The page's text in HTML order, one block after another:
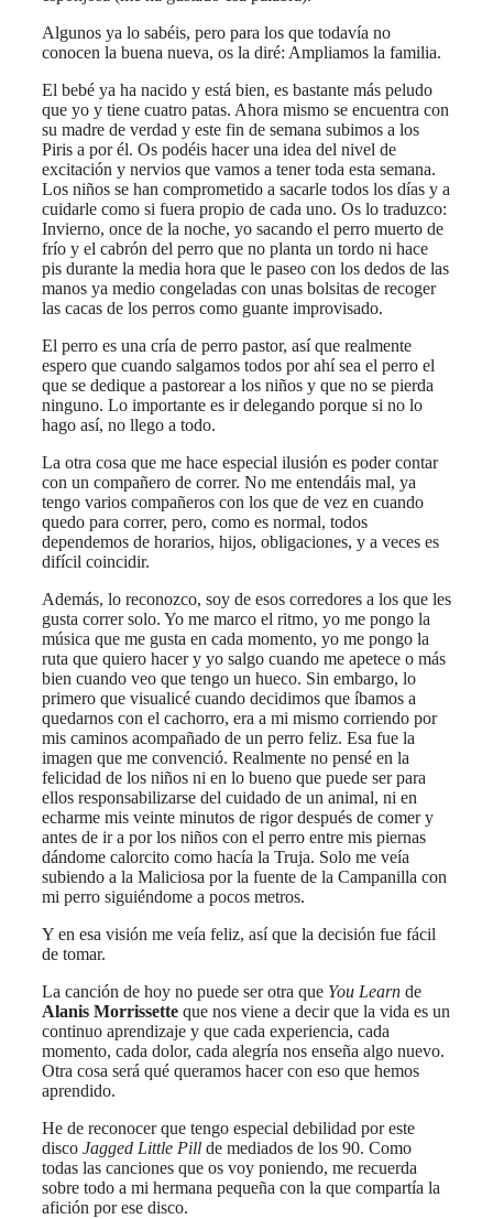
Algunos ya lo sabéis, pero para los que todavía no
conocen la buena nueva, os la diré: Ampliamos la familia.
El bebé ya ha nacido y está bien, es bastante más peludo
que yo y tiene cuatro patas. Ahora mismo se encuentra con
su madre de verdad y este fin de semana subimos a los
Piris a por él. Os podéis hacer una idea del nivel de
excitación y nervios que vamos a tener toda esta semana.
Los niños se han comprometido a sacarle todos los días y a
cuidarle como si fuera propio de cada uno. Os lo traduzco:
Invierno, once de la noche, yo sacando el perro muerto de
frío y el cabrón del perro que no planta un tordo ni hace
pis durante la media hora que le paseo con los dedos de las
manos ya medio congeladas con unas bolsitas de recoger
las cacas de los perros como guante improvisado.
El perro es una cría de perro pastor, así que realmente
espero que cuando salgamos todos por ahí sea el perro el
que se dedique a pastorear a los niños y que no se pierda
ninguno. Lo importante es ir delegando porque si no lo
hago así, no llego a todo.
La otra cosa que me hace especial ilusión es poder contar
con un compañero de correr. No me entendáis mal, ya
tengo varios compañeros con los que de vez en cuando
quedo para correr, pero, como es normal, todos
dependemos de horarios, hijos, obligaciones, y a veces es
difícil coincidir.
Además, lo reconozco, soy de esos corredores a los que les
gusta correr solo. Yo me marco el ritmo, yo me pongo la
música que me gusta en cada momento, yo me pongo la
ruta que quiero hacer y yo salgo cuando me apetece o más
bien cuando veo que tengo un hueco. Sin embargo, lo
primero que visualicé cuando decidimos que íbamos a
quedarnos con el cachorro, era a mi mismo corriendo por
mis caminos acompañado de un perro feliz. Esa fue la
imagen que me convenció. Realmente no pensé en la
felicidad de los niños ni en lo bueno que puede ser para
ellos responsabilizarse del cuidado de un animal, ni en
echarme mis veinte minutos de rigor después de comer y
antes de ir a por los niños con el perro entre mis piernas
dándome calorcito como hacía la Truja. Solo me veía
subiendo a la Maliciosa por la fuente de la Campanilla con
mi perro siguiéndome a pocos metros.
Y en esa visión me veía feliz, así que la decisión fue fácil
de tomar.
La canción de hoy no puede ser otra que You Learn de
Alanis Morrissette que nos viene a decir que la vida es un
continuo aprendizaje y que cada experiencia, cada
momento, cada dolor, cada alegría nos enseña algo nuevo.
Otra cosa será qué queramos hacer con eso que hemos
aprendido.
He de reconocer que tengo especial debilidad por este
disco Jagged Little Pill de mediados de los 90. Como
todas las canciones que os voy poniendo, me recuerda
sobre todo a mi hermana pequeña con la que compartía la
afición por ese disco.